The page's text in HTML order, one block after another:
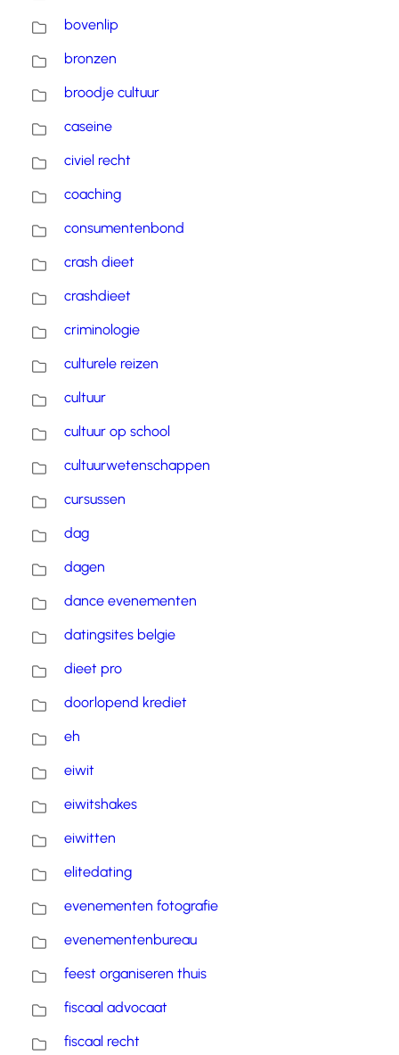
bovenlip
bronzen
broodje cultuur
caseine
civiel recht
coaching
consumentenbond
crash dieet
crashdieet
criminologie
culturele reizen
cultuur
cultuur op school
cultuurwetenschappen
cursussen
dag
dagen
dance evenementen
datingsites belgie
dieet pro
doorlopend krediet
eh
eiwit
eiwitshakes
eiwitten
elitedating
evenementen fotografie
evenementenbureau
feest organiseren thuis
fiscaal advocaat
fiscaal recht